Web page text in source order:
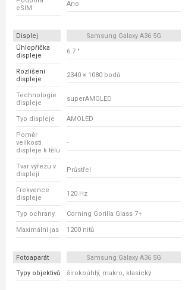
eSIM
Ano
Displej Samsung Galaxy A36 5G
Úhlopříčka
displeje
6.7 "
Rozlišení
displeje
2340 × 1080 bodů
Technologie
displeje
superAMOLED
Typ displeje AMOLED
Poměr
velikosti
displeje k tělu
-
Tvar výřezu v
displeji
Průstřel
Frekvence
displeje
120 Hz
Typ ochrany Corning Gorilla Glass 7+
Maximální jas 1200 nitů
Fotoaparát Samsung Galaxy A36 5G
Typy objektivů
širokoúhlý, makro, klasický